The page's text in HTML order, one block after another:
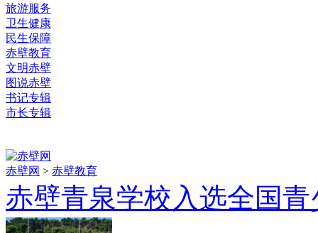
旅游服务
卫生健康
民生保障
赤壁教育
文明赤壁
图说赤壁
书记专辑
市长专辑
赤壁网 > 赤壁教育
赤壁青泉学校入选全国